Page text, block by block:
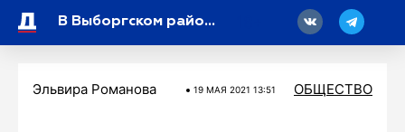
В Выборгском районе Петербурга появится новый спортивный комплекс
Эльвира Романова 19 МАЯ 2021 13:51 ОБЩЕСТВО